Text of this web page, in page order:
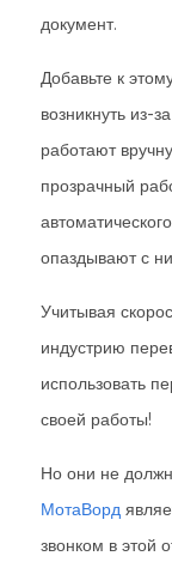
документ.
Добавьте к
возникнуть из-
работают
прозрачный
опаздывают с
Учитывая
индустрию
использовать
своей работы!
Но они не
МотаВорд
звонком в этой